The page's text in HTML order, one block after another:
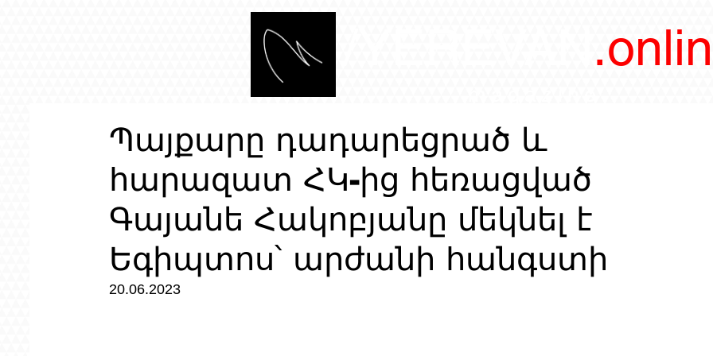
Պայքարը դադարեցրած և
հարազատ ՀԿ-ից հեռացված
Գայանե Հակոբյանը մեկնել է
Եգիպտոս՝ արժանի հանգստի
20.06.2023